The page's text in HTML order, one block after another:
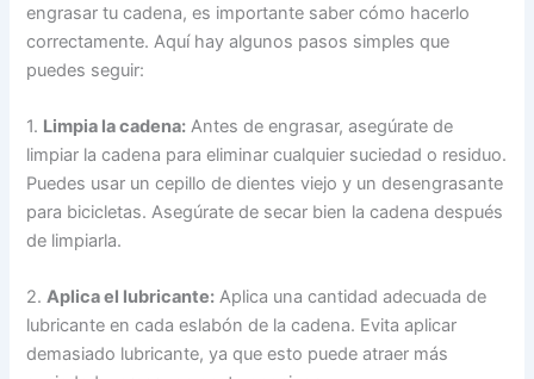
engrasar tu cadena, es importante saber cómo hacerlo
correctamente. Aquí hay algunos pasos simples que
puedes seguir:
1. Limpia la cadena: Antes de engrasar, asegúrate de
limpiar la cadena para eliminar cualquier suciedad o residuo.
Puedes usar un cepillo de dientes viejo y un desengrasante
para bicicletas. Asegúrate de secar bien la cadena después
de limpiarla.
2.Aplica el lubricante: Aplica una cantidad adecuada de
lubricante en cada eslabón de la cadena. Evita aplicar
demasiado lubricante, ya que esto puede atraer más